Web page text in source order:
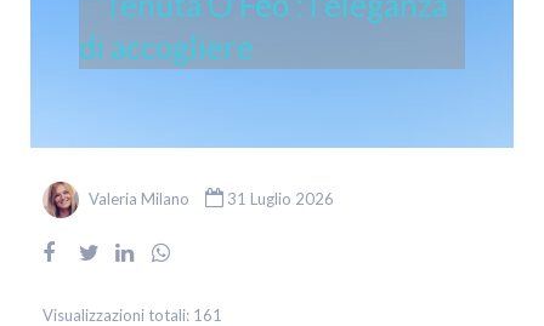
di accogliere
Valeria Milano 31 Luglio 2026
Visualizzazioni totali: 161